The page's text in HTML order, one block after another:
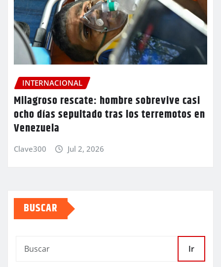
INTERNACIONAL
Milagroso rescate: hombre sobrevive casi
ocho días sepultado tras los terremotos en
Venezuela
Clave300 Jul 2, 2026
BUSCAR
Ir